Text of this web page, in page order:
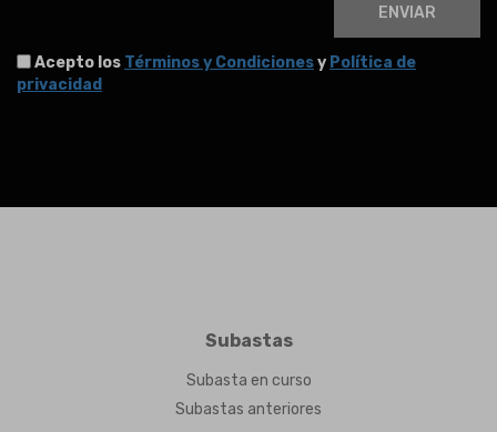
ENVIAR
Acepto los Términos y Condicionesy Política de
privacidad
Subastas
Subasta en curso
Subastas anteriores